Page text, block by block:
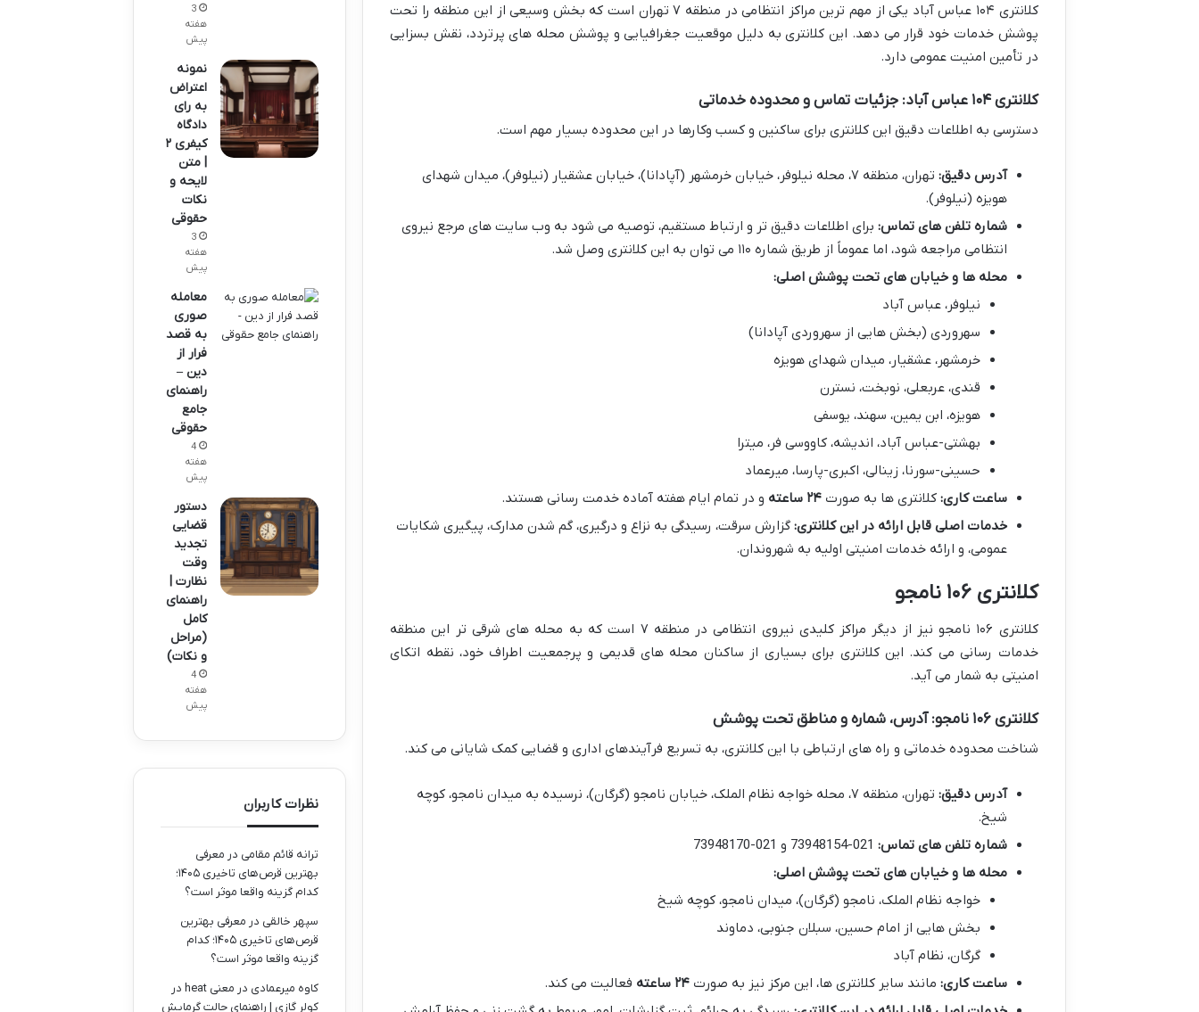
کلانتری ۱۰۴ عباس آباد یکی از مهم ترین مراکز انتظامی در منطقه ۷ تهران است که بخش وسیعی از این منطقه را تحت
پوشش خدمات خود قرار می دهد. این کلانتری به دلیل موقعیت جغرافیایی و پوشش محله های پرتردد، نقش بسزایی
در تأمین امنیت عمومی دارد.
کلانتری ۱۰۴ عباس آباد: جزئیات تماس و محدوده خدماتی
دسترسی به اطلاعات دقیق این کلانتری برای ساکنین و کسب وکارها در این محدوده بسیار مهم است.
آدرس دقیق:
تهران، منطقه ۷، محله نیلوفر، خیابان خرمشهر (آپادانا)، خیابان عشقیار (نیلوفر)، میدان شهدای
هویزه (نیلوفر).
شماره تلفن های تماس: برای اطلاعات دقیق تر و ارتباط مستقیم، توصیه می شود به وب سایت های مرجع نیروی
انتظامی مراجعه شود، اما عموماً از طریق شماره ۱۱۰ می توان به این کلانتری وصل شد.
محله ها و خیابان های تحت پوشش اصلی:
نیلوفر، عباس آباد
سهروردی (بخش هایی از سهروردی آپادانا)
خرمشهر، عشقیار، میدان شهدای هویزه
قندی، عربعلی، نوبخت، نسترن
هویزه، ابن یمین، سهند، یوسفی
بهشتی-عباس آباد، اندیشه، کاووسی فر، میترا
حسینی-سورنا، زینالی، اکبری-پارسا، میرعماد
ساعت کاری: کلانتری ها به صورت۲۴ ساعته
و در تمام ایام هفته آماده خدمت رسانی هستند.
خدمات اصلی قابل ارائه در این کلانتری: گزارش سرقت، رسیدگی به نزاع و درگیری، گم شدن مدارک، پیگیری شکایات
عمومی، و ارائه خدمات امنیتی اولیه به شهروندان.
کلانتری ۱۰۶ نامجو
کلانتری ۱۰۶ نامجو نیز از دیگر مراکز کلیدی نیروی انتظامی در منطقه ۷ است که به محله های شرقی تر این منطقه
خدمات رسانی می کند. این کلانتری برای بسیاری از ساکنان محله های قدیمی و پرجمعیت اطراف خود، نقطه اتکای
امنیتی به شمار می آید.
کلانتری ۱۰۶ نامجو: آدرس، شماره و مناطق تحت پوشش
شناخت محدوده خدماتی و راه های ارتباطی با این کلانتری، به تسریع فرآیندهای اداری و قضایی کمک شایانی می کند.
آدرس دقیق:
تهران، منطقه ۷، محله خواجه نظام الملک، خیابان نامجو (گرگان)، نرسیده به میدان نامجو، کوچه
شیخ.
شماره تلفن های تماس:
محله ها و خیابان های تحت پوشش اصلی:
خواجه نظام الملک، نامجو (گرگان)، میدان نامجو، کوچه شیخ
بخش هایی از امام حسین، سبلان جنوبی، دماوند
گرگان، نظام آباد
ساعت کاری: مانند سایر کلانتری ها، این مرکز نیز به صورت۲۴ ساعته
فعالیت می کند.
3
هفته
پیش
نمونه
اعتراض
به رای
دادگاه
کیفری ۲
| متن
لایحه و
نکات
حقوقی
3
هفته
پیش
معامله
صوری
به قصد
فرار از
دین –
راهنمای
جامع
حقوقی
4
هفته
پیش
دستور
قضایی
تجدید
وقت
نظارت |
راهنمای
کامل
(مراحل
و نکات)
4
هفته
پیش
نظرات کاربران
ترانه قائم مقامی در معرفی
بهترین قرص‌های تاخیری ۱۴۰۵؛
کدام گزینه واقعا موثر است؟
سپهر خالقی در معرفی بهترین
قرص‌های تاخیری ۱۴۰۵؛ کدام
گزینه واقعا موثر است؟
کاوه میرعمادی در
معنی heat در
کولر گازی | راهنمای حالت گرمایش